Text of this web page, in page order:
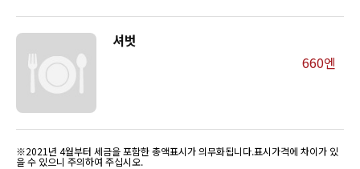
셔벗
660엔
※2021년 4월부터 세금을 포함한 총액표시가 의무화됩니다.표시가격에 차이가 있
을 수 있으니 주의하여 주십시오.